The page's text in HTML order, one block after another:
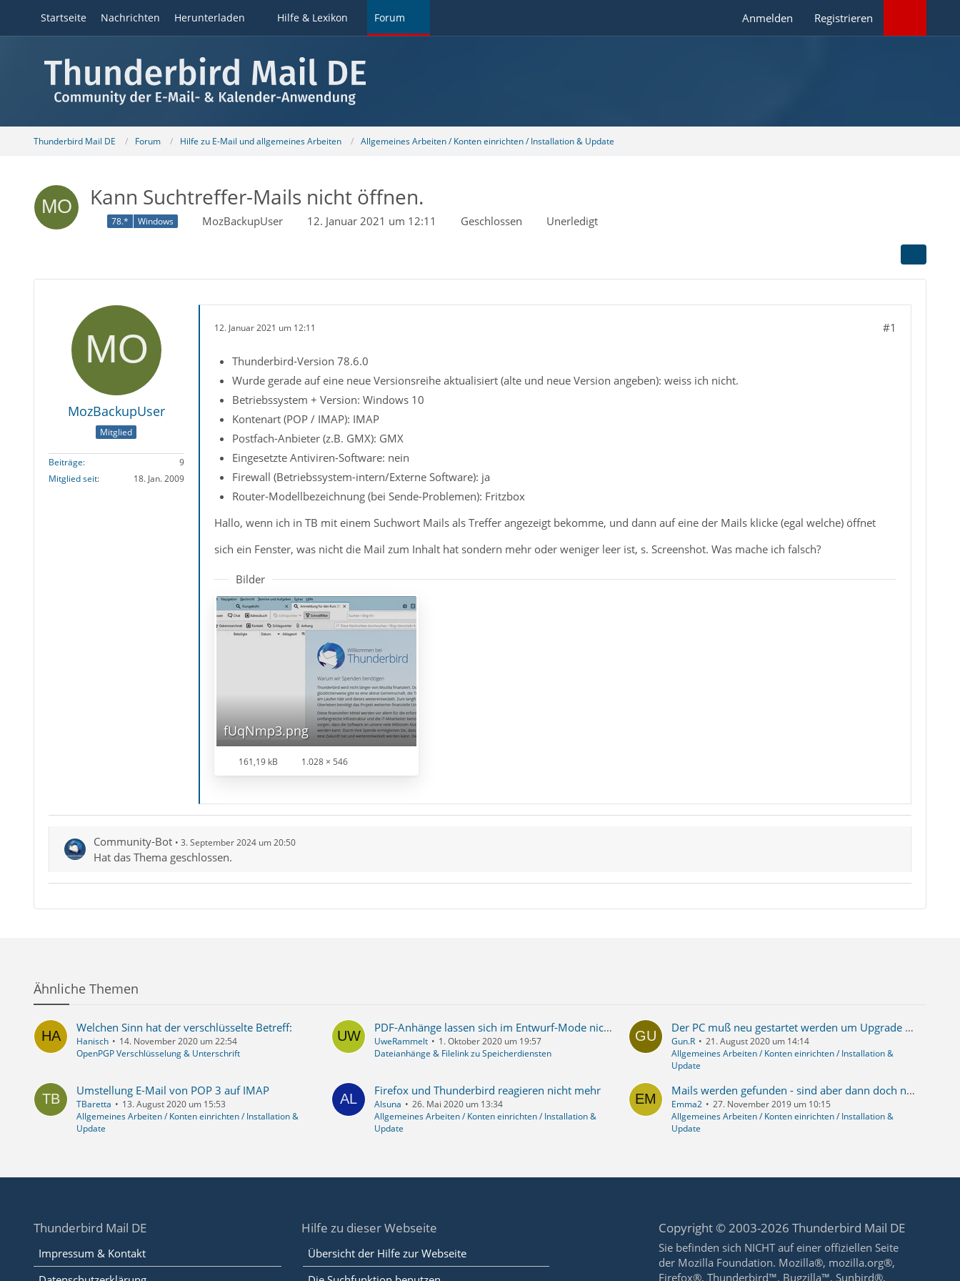
Startseite Nachrichten Herunterladen Hilfe & Lexikon Forum Anmelden Registrieren
Thunderbird Mail DE Forum Hilfe zu E-Mail und allgemeines Arbeiten Allgemeines Arbeiten / Konten einrichten / Installation & Update
Kann Suchtreffer-Mails nicht öffnen.
78.* Windows MozBackupUser 12. Januar 2021 um 12:11 Geschlossen Unerledigt
MozBackupUser
Mitglied
Beiträge
9
Mitglied seit
18. Jan. 2009
12. Januar 2021 um 12:11 #1
Thunderbird-Version 78.6.0
Wurde gerade auf eine neue Versionsreihe aktualisiert (alte und neue Version angeben): weiss ich nicht.
Betriebssystem + Version: Windows 10
Kontenart (POP / IMAP): IMAP
Postfach-Anbieter (z.B. GMX): GMX
Eingesetzte Antiviren-Software: nein
Firewall (Betriebssystem-intern/Externe Software): ja
Router-Modellbezeichnung (bei Sende-Problemen): Fritzbox
Hallo, wenn ich in TB mit einem Suchwort Mails als Treffer angezeigt bekomme, und dann auf eine der Mails klicke (egal welche) öffnet
sich ein Fenster, was nicht die Mail zum Inhalt hat sondern mehr oder weniger leer ist, s. Screenshot. Was mache ich falsch?
Bilder
fUqNmp3.png
161,19 kB 1.028 × 546
Community-Bot 3. September 2024 um 20:50
Hat das Thema geschlossen.
Ähnliche Themen
Welchen Sinn hat der verschlüsselte Betreff:
Hanisch
14. November 2020 um 22:54
OpenPGP Verschlüsselung & Unterschrift
PDF-Anhänge lassen sich im Entwurf-Mode nicht öffnen
UweRammelt
1. Oktober 2020 um 19:57
Dateianhänge & Filelink zu Speicherdiensten
Der PC muß neu gestartet werden um Upgrade von TB abzuschließen
Gun.R
21. August 2020 um 14:14
Allgemeines Arbeiten / Konten einrichten / Installation &
Update
Umstellung E-Mail von POP 3 auf IMAP
TBaretta
13. August 2020 um 15:53
Allgemeines Arbeiten / Konten einrichten / Installation &
Update
Firefox und Thunderbird reagieren nicht mehr
Alsuna
26. Mai 2020 um 13:34
Allgemeines Arbeiten / Konten einrichten / Installation &
Update
Mails werden gefunden - sind aber dann doch nicht da?
Emma2
27. November 2019 um 10:15
Allgemeines Arbeiten / Konten einrichten / Installation &
Update
Thunderbird Mail DE
Impressum & Kontakt
Hilfe zu dieser Webseite
Übersicht der Hilfe zur Webseite
Copyright © 2003-2026 Thunderbird Mail DE
Sie befinden sich NICHT auf einer offiziellen Seite
der Mozilla Foundation. Mozilla®, mozilla.org®,
Firefox®, Thunderbird™, Bugzilla™, Sunbird®,